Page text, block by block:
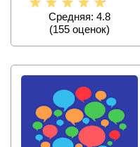
Средняя: 4.8
(155 оценок)